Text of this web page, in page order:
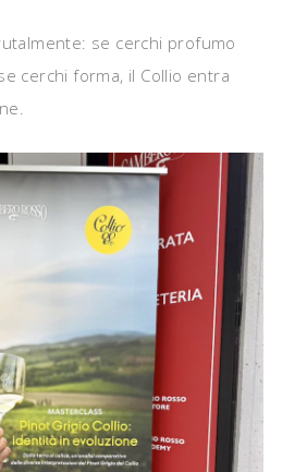
se cerchi profumo
cerchi forma, il Collio entra